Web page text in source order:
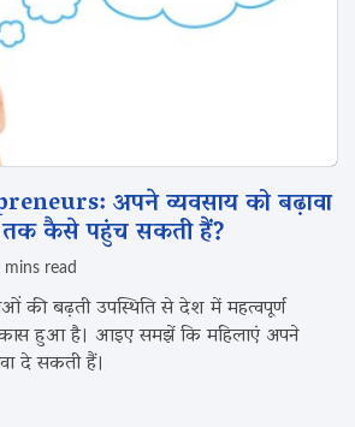
अपने व्यवसाय को बढ़ावा
कैसे पहुंच सकती हैं?
mins read
की बढ़ती उपस्थिति से देश में महत्वपूर्ण
हुआ है। आइए समझें कि महिलाएं अपने
दे सकती हैं।